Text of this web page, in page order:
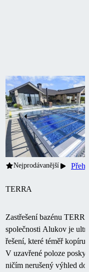
Nejprodávanější
TERRA
Zastřešení bazénu
společnosti Alukov je
řešení, které téměř
V uzavřené poloze
ničím nerušený výhled do